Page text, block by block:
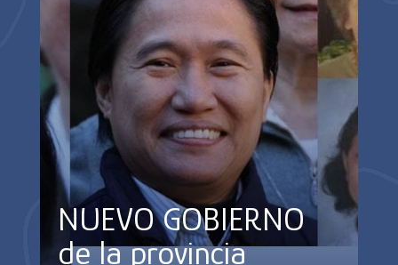
NUEVO GOBIERNO
de la provincia